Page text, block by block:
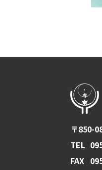
〒850-
TEL
FAX